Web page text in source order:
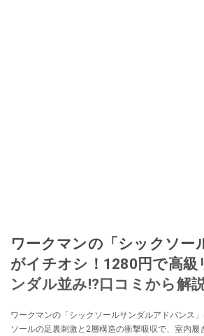
ワークマンの「シックソー
がイチオシ！1280円で高級
ンダル並み!?口コミから解
ワークマンの「シックソールサンダルアドバンス
ソールの足裏刺激と2層構造の衝撃吸収で、室内履